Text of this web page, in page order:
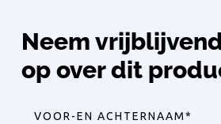
Neem
op over dit
VOOR-EN ACHTERNAAM*